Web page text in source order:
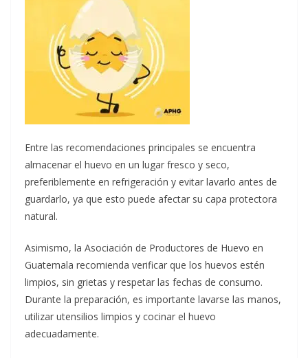
Entre las recomendaciones principales se encuentra
almacenar el huevo en un lugar fresco y seco,
preferiblemente en refrigeración y evitar lavarlo antes de
guardarlo, ya que esto puede afectar su capa protectora
natural.
Asimismo, la Asociación de Productores de Huevo en
Guatemala recomienda verificar que los huevos estén
limpios, sin grietas y respetar las fechas de consumo.
Durante la preparación, es importante lavarse las manos,
utilizar utensilios limpios y cocinar el huevo
adecuadamente.